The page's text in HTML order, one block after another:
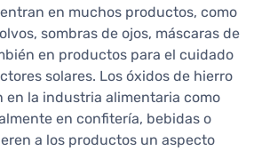
en muchos productos, como
sombras de ojos, máscaras de
en productos para el cuidado
solares. Los óxidos de hierro
en la industria alimentaria como
en confitería, bebidas o
a los productos un aspecto